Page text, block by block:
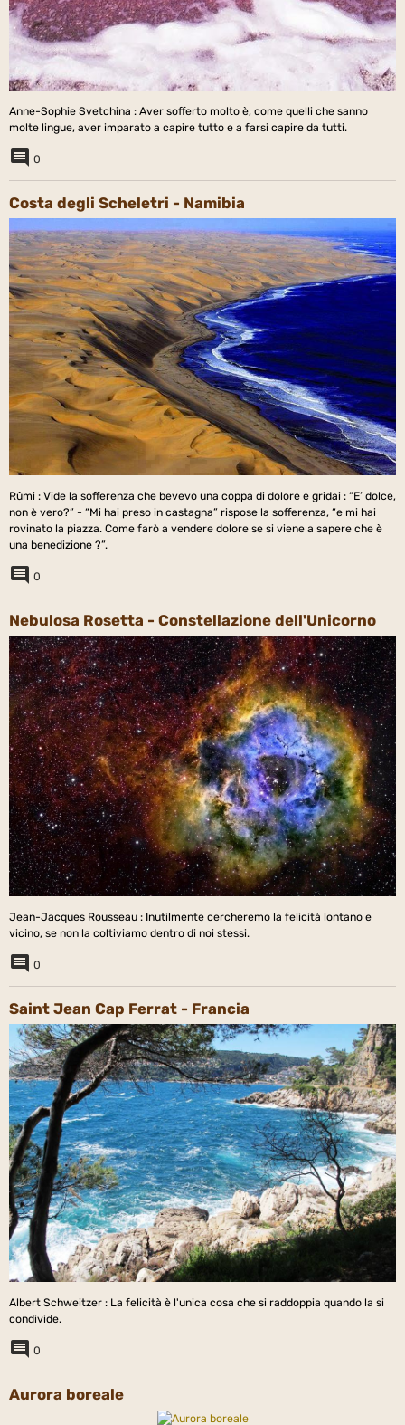
Anne-Sophie Svetchina : Aver sofferto molto è, come quelli che sanno
molte lingue, aver imparato a capire tutto e a farsi capire da tutti.
0
Costa degli Scheletri - Namibia
Rûmi : Vide la sofferenza che bevevo una coppa di dolore e gridai : “E’ dolce,
non è vero?” - “Mi hai preso in castagna” rispose la sofferenza, “e mi hai
rovinato la piazza. Come farò a vendere dolore se si viene a sapere che è
una benedizione ?”.
0
Nebulosa Rosetta - Constellazione dell'Unicorno
Jean-Jacques Rousseau : Inutilmente cercheremo la felicità lontano e
vicino, se non la coltiviamo dentro di noi stessi.
0
Saint Jean Cap Ferrat - Francia
Albert Schweitzer : La felicità è l'unica cosa che si raddoppia quando la si
condivide.
0
Aurora boreale